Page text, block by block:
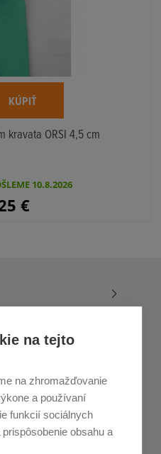
KÚPIŤ
kravata ORSI 4,5 cm
10.8.2026
€
Prihlásiť
na tejto
na zhromažďovanie
a používaní
funkcií sociálnych
obsahu a